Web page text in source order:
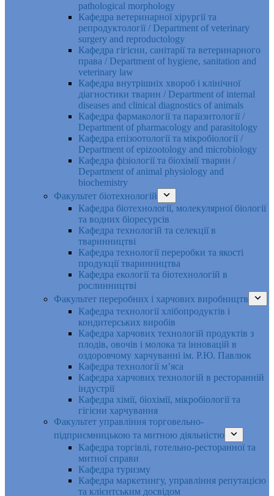
pathological morphology
Кафедра ветеринарної хірургії та
репродуктології / Department of veterinary
surgery and reproductology
Кафедра гігієни, санітарії та ветеринарного
права / Department of hygiene, sanitation and
veterinary law
Кафедра внутрішніх хвороб і клінічної
діагностики тварин / Department of internal
diseases and clinical diagnostics of animals
Кафедра фармакології та паразитології /
Department of pharmacology and parasitology
Кафедра епізоотології та мікробіології /
Department of epizootology and microbiology
Кафедра фізіології та біохімії тварин /
Department of animal physiology and
biochemistry
Факультет біотехнологій
Кафедра біотехнології, молекулярної біології
та водних біоресурсів
Кафедра технологій та селекції в
тваринництві
Кафедра технології переробки та якості
продукції тваринництва
Кафедра екології та біотехнологій в
рослинництві
Факультет переробних і харчових виробництв
Кафедра технології хлібопродуктів і
кондитерських виробів
Кафедра харчових технологій продуктів з
плодів, овочів і молока та інновацій в
оздоровчому харчуванні ім. Р.Ю. Павлюк
Кафедра технології м’яса
Кафедра харчових технологій в ресторанній
індустрії
Кафедра хімії, біохімії, мікробіології та
гігієни харчування
Факультет управління торговельно-
підприємницькою та митною діяльністю
Кафедра торгівлі, готельно-ресторанної та
митної справи
Кафедра туризму
Кафедра маркетингу, управління репутацією
та клієнтським досвідом